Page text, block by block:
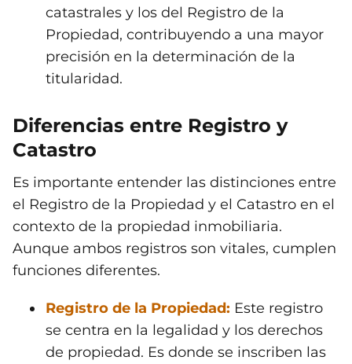
catastrales y los del Registro de la
Propiedad, contribuyendo a una mayor
precisión en la determinación de la
titularidad.
Diferencias entre Registro y
Catastro
Es importante entender las distinciones entre
el Registro de la Propiedad y el Catastro en el
contexto de la propiedad inmobiliaria.
Aunque ambos registros son vitales, cumplen
funciones diferentes.
Registro de la Propiedad: Este registro
se centra en la legalidad y los derechos
de propiedad. Es donde se inscriben las